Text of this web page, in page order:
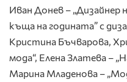
Иван Донев – „Дизайнер
къща на годината” с
Кристина Бъчварова,
мода“, Елена Златева –
Марина Младенова –